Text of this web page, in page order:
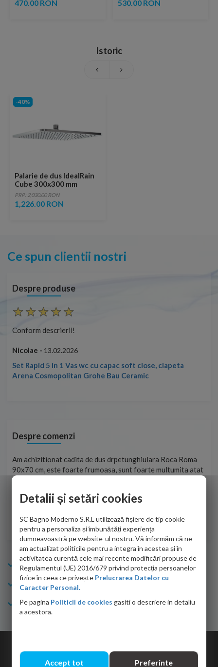
470.00 RON 530.00 RON
Istoric
-40%
Palarie de dus IdealRain
Cube 300x300 mm
PRP: 2,030.00 RON
1,226.00 RON
Ce spun clientii nostri
Despre produse
Conform descrierii!
Nicolae - 13.02.2026
Set Rapid 5 in 1 Vas wc cu capac soft close, clapeta
Arena Cosmopolitan Grohe Bau Ceramic
Despre comenzi
Am achizitionat cadita de dus drpetunghiulara Roca Roma
90x70 cm, este foarte frumoasa, sunt foarte multumita atat
de personalul firmei dvs. cu care am colaborat in obtinerea
adus coletul in siguranta.Numai bine, va doresc!
Sofrone Viviana -28.07.2026
Info Bagno
Cumparaturi
Suport clienti
Detalii și setări cookies
SC Bagno Moderno S.R.L utilizează fișiere de tip cookie
pentru a personaliza și îmbunătăți experiența
dumneavoastră pe website-ul nostru. Vă informăm că ne-
am actualizat politicile pentru a integra în acestea și în
activitatea curentă cele mai recente modificări propuse de
Regulamentul (UE) 2016/679 privind protecția persoanelor
fizice în ceea ce privește Prelucrarea Datelor cu
Caracter Personal.
Pe pagina Politicii de cookies gasiti o descriere in detaliu
a acestora.
Accept tot Preferinte